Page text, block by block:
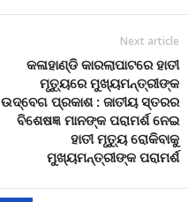
Next article
କଳାହାଣ୍ଡି କାରଲାପାଟରେ ହାତୀ
ମୃତ୍ୟୁରେ ମୁଖ୍ୟମନ୍ତ୍ରୀଙ୍କ
ଉଦ୍‌ବେଗ ପ୍ରକାଶ : ଜାତୀୟ ସ୍ତରର
ବିଶେଷଜ୍ଞ ମାନଙ୍କ ପରାମର୍ଶ ନେଇ
ହାତୀ ମୃତ୍ୟୁ ରୋକିବାକୁ
ମୁଖ୍ୟମନ୍ତ୍ରୀଙ୍କ ପରାମର୍ଶ